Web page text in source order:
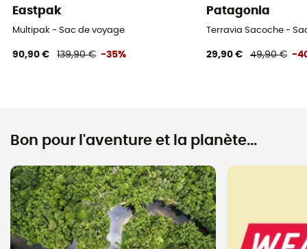
Eastpak
Multipak - Sac de voyage
90,90 € 139,90 € -35%
Patagonia
Terravia Sacoche -
29,90 € 49,90 € -
Bon pour l'aventure et la planète...